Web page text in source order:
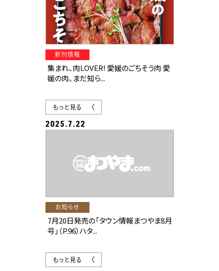
新刊情報
集まれ、肉LOVER! 愛媛のごちそう肉 愛
媛の肉、まだ知ら...
もっと見る
2025.7.22
お知らせ
7月20日発売の「タウン情報まつやま8月
号」（P.96）ハタ...
もっと見る